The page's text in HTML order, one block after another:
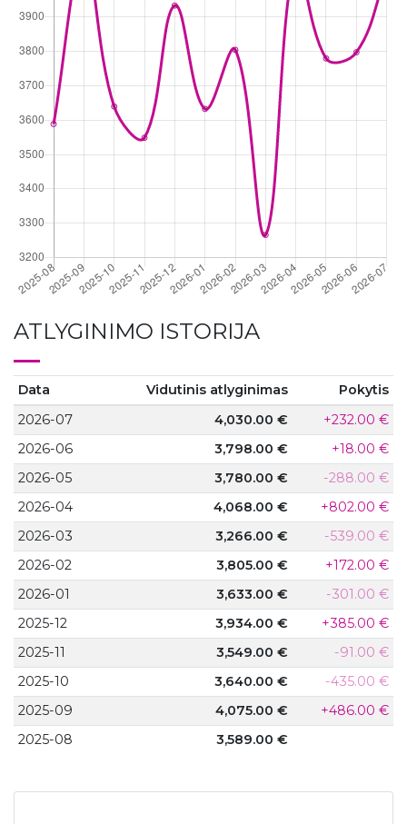
ATLYGINIMO ISTORIJA
Data Vidutinis atlyginimas
Pokytis
2026-07
4,030.00 €
+232.00 €
2026-06
3,798.00 €
+18.00 €
2026-05
3,780.00 €
-288.00 €
2026-04
4,068.00 €
+802.00 €
2026-03
3,266.00 €
-539.00 €
2026-02
3,805.00 €
+172.00 €
2026-01
3,633.00 €
-301.00 €
2025-12
3,934.00 €
+385.00 €
2025-11
3,549.00 €
-91.00 €
2025-10
3,640.00 €
-435.00 €
2025-09
4,075.00 €
+486.00 €
2025-08
3,589.00 €